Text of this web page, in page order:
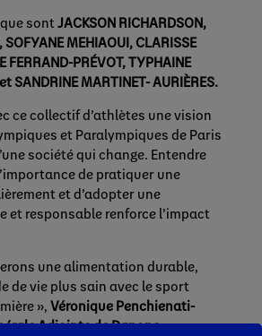
sont JACKSON RICHARDSON,
MEHIAOUI, CLARISSE
FERRAND-PRÉVOT, TYPHAINE
SANDRINE MARTINET- AURIÈRES.
ce collectif d’athlètes une vision
et Paralympiques de Paris
société qui change. Entendre
de pratiquer une
et d’adopter une
responsable renforce l’impact
une alimentation durable,
de vie plus sain avec le sport
», Véronique Penchienati-
Adjointe de Danone.